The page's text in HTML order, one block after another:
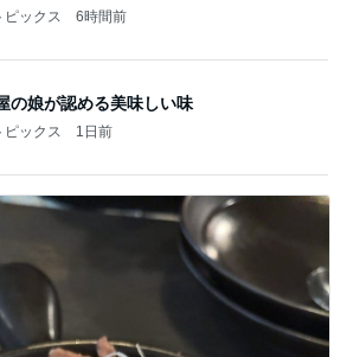
ピックス 6時間前
の娘が認める美味しい味
ピックス 1日前